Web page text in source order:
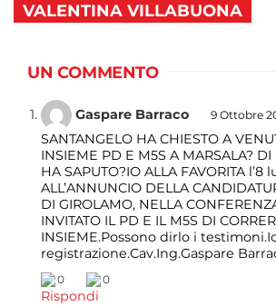
VALENTINA VILLABUONA
UN COMMENTO
Gaspare Barraco 9 Ottobre
SANTANGELO HA CHIESTO A
INSIEME PD E M5S A MARSALA? DI
HA SAPUTO?IO ALLA FAVORITA l’8
ALL’ANNUNCIO DELLA
DI GIROLAMO, NELLA
INVITATO IL PD E IL M5S DI
INSIEME.Possono dirlo i
registrazione.Cav.Ing.Gaspare
0 0
Rispondi